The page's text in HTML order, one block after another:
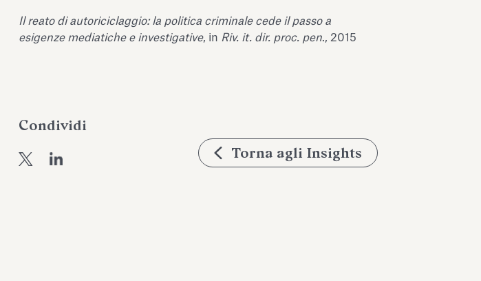
Il reato di autoriciclaggio: la politica criminale cede il passo a
esigenze mediatiche e investigative, in Riv. it. dir. proc. pen., 2015
Condividi
Torna agli Insights